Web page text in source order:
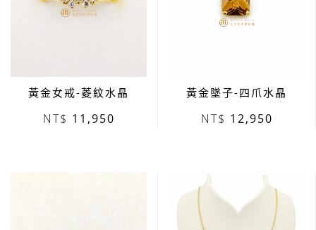
黃金女戒-菱紋水晶
11,950
黃金墜子-四爪水晶
12,950